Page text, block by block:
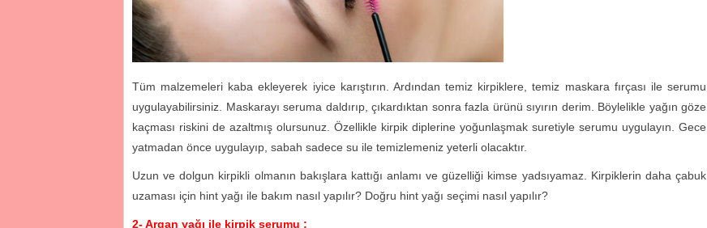
Tüm malzemeleri kaba ekleyerek iyice karıştırın. Ardından temiz kirpiklere, temiz maskara fırçası ile serumu
uygulayabilirsiniz. Maskarayı seruma daldırıp, çıkardıktan sonra fazla ürünü sıyırın derim. Böylelikle yağın göze
kaçması riskini de azaltmış olursunuz. Özellikle kirpik diplerine yoğunlaşmak suretiyle serumu uygulayın. Gece
yatmadan önce uygulayıp, sabah sadece su ile temizlemeniz yeterli olacaktır.
Uzun ve dolgun kirpikli olmanın bakışlara kattığı anlamı ve güzelliği kimse yadsıyamaz. Kirpiklerin daha çabuk
uzaması için hint yağı ile bakım nasıl yapılır? Doğru hint yağı seçimi nasıl yapılır?
2- Argan yağı ile kirpik serumu :